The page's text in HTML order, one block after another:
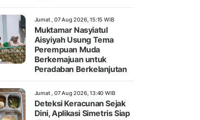
Jumat , 07 Aug 2026, 15:15 WIB
Muktamar Nasyiatul
Aisyiyah Usung Tema
Perempuan Muda
Berkemajuan untuk
Peradaban Berkelanjutan
Jumat , 07 Aug 2026, 13:40 WIB
Deteksi Keracunan Sejak
Dini, Aplikasi Simetris Siap